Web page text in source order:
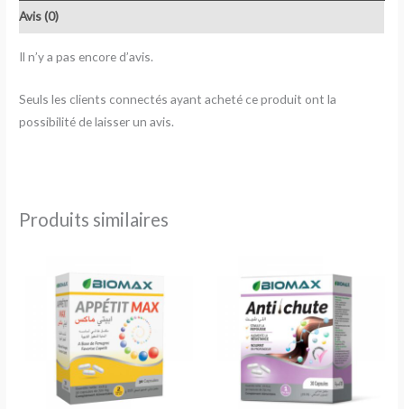
Avis (0)
Il n’y a pas encore d’avis.
Seuls les clients connectés ayant acheté ce produit ont la
possibilité de laisser un avis.
Produits similaires